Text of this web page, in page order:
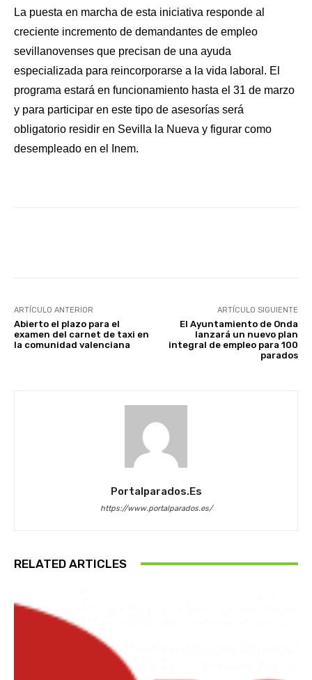
La puesta en marcha de esta iniciativa responde al
creciente incremento de demandantes de empleo
sevillanovenses que precisan de una ayuda
especializada para reincorporarse a la vida laboral. El
programa estará en funcionamiento hasta el 31 de marzo
y para participar en este tipo de asesorías será
obligatorio residir en Sevilla la Nueva y figurar como
desempleado en el Inem.
ARTÍCULO ANTERIOR
Abierto el plazo para el
examen del carnet de taxi en
la comunidad valenciana
ARTÍCULO SIGUIENTE
El Ayuntamiento de Onda
lanzará un nuevo plan
integral de empleo para 100
parados
Portalparados.es
https://www.portalparados.es/
RELATED ARTICLES